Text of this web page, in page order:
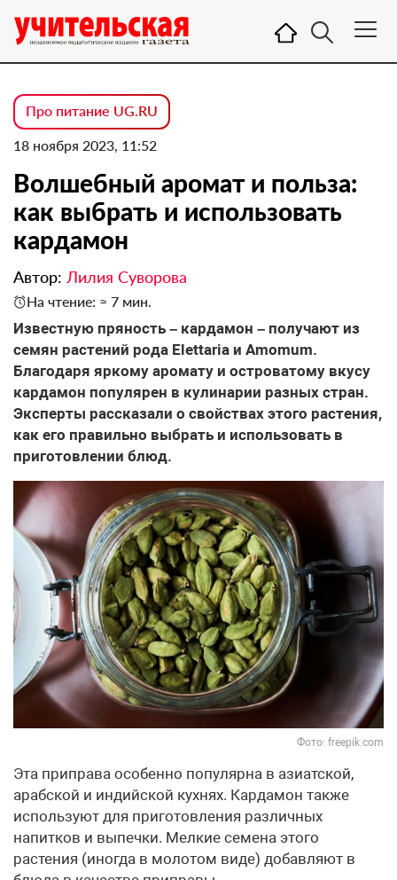
Про питание UG.RU
18 ноября 2023, 11:52
Волшебный аромат и польза:
как выбрать и использовать
кардамон
Автор: Лилия Суворова
На чтение: ≈ 7 мин.
Известную пряность – кардамон – получают из
семян растений рода Elettaria и Amomum.
Благодаря яркому аромату и островатому вкусу
кардамон популярен в кулинарии разных стран.
Эксперты рассказали о свойствах этого растения,
как его правильно выбрать и использовать в
приготовлении блюд.
Фото: freepik.com
Эта приправа особенно популярна в азиатской,
арабской и индийской кухнях. Кардамон также
используют для приготовления различных
напитков и выпечки. Мелкие семена этого
растения (иногда в молотом виде) добавляют в